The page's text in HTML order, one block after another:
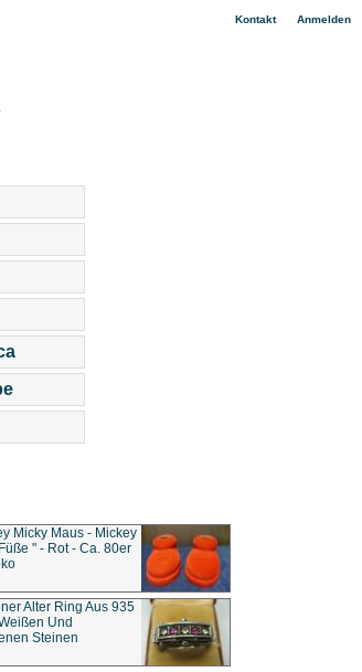
Kontakt| Anmelden
Micky Maus - Mickey
" - Rot - Ca. 80er
Alter Ring Aus 935
Und
Steinen